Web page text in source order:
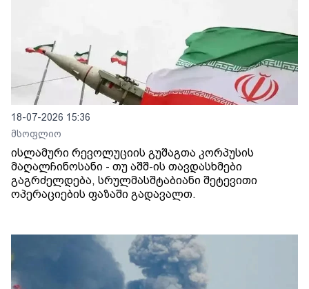
18-07-2026 15:36
მსოფლიო
ისლამური რევოლუციის გუშაგთა კორპუსის
მაღალჩინოსანი - თუ აშშ-ის თავდასხმები
გაგრძელდება, სრულმასშტაბიანი შეტევითი
ოპერაციების ფაზაში გადავალთ.